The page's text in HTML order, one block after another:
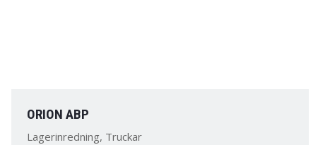
ORION ABP
Lagerinredning, Truckar